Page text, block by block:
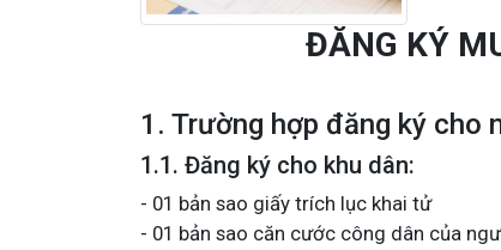
ĐĂNG KÝ
1. Trường hợp đăng ký cho
1.1. Đăng ký cho khu dân:
- 01 bản sao giấy trích lục khai tử
- 01 bản sao căn cước công dân của